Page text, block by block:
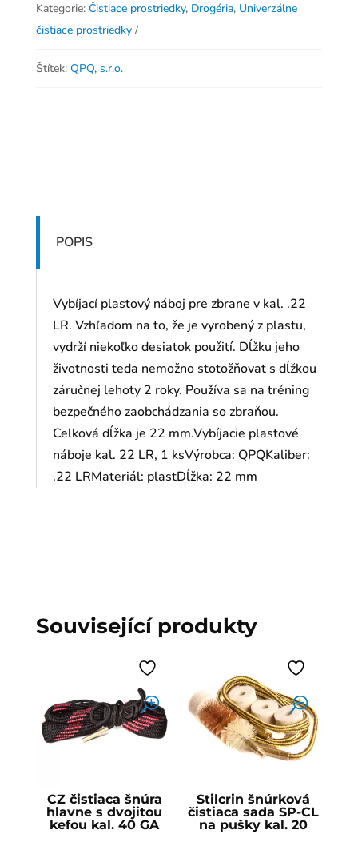
Kategorie: Čistiace prostriedky, Drogéria, Univerzálne
čistiace prostriedky
Štítek: QPQ, s.r.o.
POPIS
Vybíjací plastový náboj pre zbrane v kal. .22
LR. Vzhľadom na to, že je vyrobený z plastu,
vydrží niekoľko desiatok použití. Dĺžku jeho
životnosti teda nemožno stotožňovať s dĺžkou
záručnej lehoty 2 roky. Používa sa na tréning
bezpečného zaobchádzania so zbraňou.
Celková dĺžka je 22 mm.Vybíjacie plastové
náboje kal. 22 LR, 1 ksVýrobca: QPQKaliber:
.22 LRMateriál: plastDĺžka: 22 mm
Související produkty
CZ čistiaca šnúra
hlavne s dvojitou
kefou kal. 40 GA
Stilcrin šnúrková
čistiaca sada SP-CL
na pušky kal. 20